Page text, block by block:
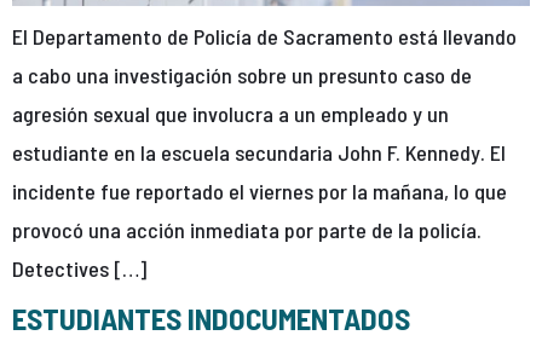
El Departamento de Policía de Sacramento está llevando
a cabo una investigación sobre un presunto caso de
agresión sexual que involucra a un empleado y un
estudiante en la escuela secundaria John F. Kennedy. El
incidente fue reportado el viernes por la mañana, lo que
provocó una acción inmediata por parte de la policía.
Detectives […]
ESTUDIANTES INDOCUMENTADOS